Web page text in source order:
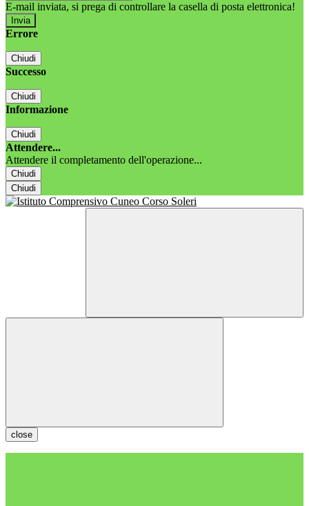
E-mail inviata, si prega di controllare la casella di posta elettronica!
Errore
Chiudi
Successo
Chiudi
Informazione
Chiudi
Attendere...
Attendere il completamento dell'operazione...
Chiudi
Chiudi
close